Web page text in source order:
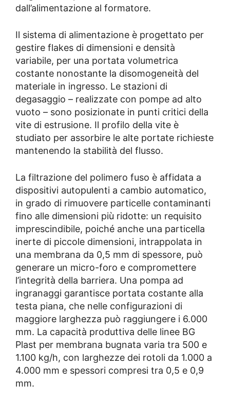
dall’alimentazione al formatore.
Il sistema di alimentazione è progettato per
gestire flakes di dimensioni e densità
variabile, per una portata volumetrica
costante nonostante la disomogeneità del
materiale in ingresso. Le stazioni di
degasaggio – realizzate con pompe ad alto
vuoto – sono posizionate in punti critici della
vite di estrusione. Il profilo della vite è
studiato per assorbire le alte portate richieste
mantenendo la stabilità del flusso.
La filtrazione del polimero fuso è affidata a
dispositivi autopulenti a cambio automatico,
in grado di rimuovere particelle contaminanti
fino alle dimensioni più ridotte: un requisito
imprescindibile, poiché anche una particella
inerte di piccole dimensioni, intrappolata in
una membrana da 0,5 mm di spessore, può
generare un micro-foro e compromettere
l’integrità della barriera. Una pompa ad
ingranaggi garantisce portata costante alla
testa piana, che nelle configurazioni di
maggiore larghezza può raggiungere i 6.000
mm. La capacità produttiva delle linee BG
Plast per membrana bugnata varia tra 500 e
1.100 kg/h, con larghezze dei rotoli da 1.000 a
4.000 mm e spessori compresi tra 0,5 e 0,9
mm.